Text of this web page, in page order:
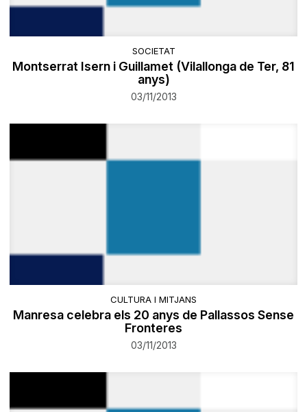
SOCIETAT
Montserrat Isern i Guillamet (Vilallonga de Ter, 81
anys)
03/11/2013
CULTURA I MITJANS
Manresa celebra els 20 anys de Pallassos Sense
Fronteres
03/11/2013